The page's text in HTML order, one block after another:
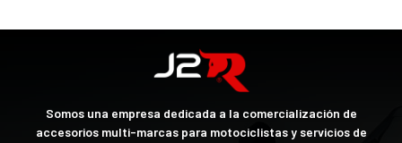
Somos una empresa dedicada a la comercialización de
accesorios multi-marcas para motociclistas y servicios de